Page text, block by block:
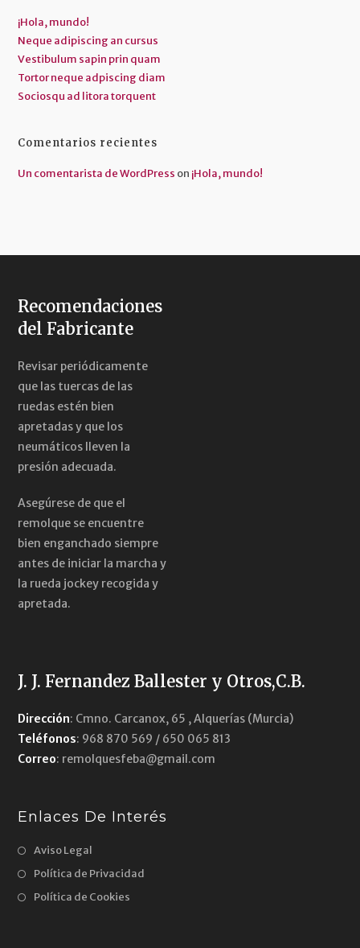
¡Hola, mundo!
Neque adipiscing an cursus
Vestibulum sapin prin quam
Tortor neque adpiscing diam
Sociosqu ad litora torquent
Comentarios recientes
Un comentarista de WordPress on ¡Hola, mundo!
Recomendaciones
del Fabricante
Revisar periódicamente
que las tuercas de las
ruedas estén bien
apretadas y que los
neumáticos lleven la
presión adecuada.
Asegúrese de que el
remolque se encuentre
bien enganchado siempre
antes de iniciar la marcha y
la rueda jockey recogida y
apretada.
J. J. Fernandez Ballester y Otros,C.B.
Dirección: Cmno. Carcanox, 65 , Alquerías (Murcia)
Teléfonos: 968 870 569 / 650 065 813
Correo: remolquesfeba@gmail.com
Enlaces De Interés
Aviso Legal
Política de Privacidad
Política de Cookies